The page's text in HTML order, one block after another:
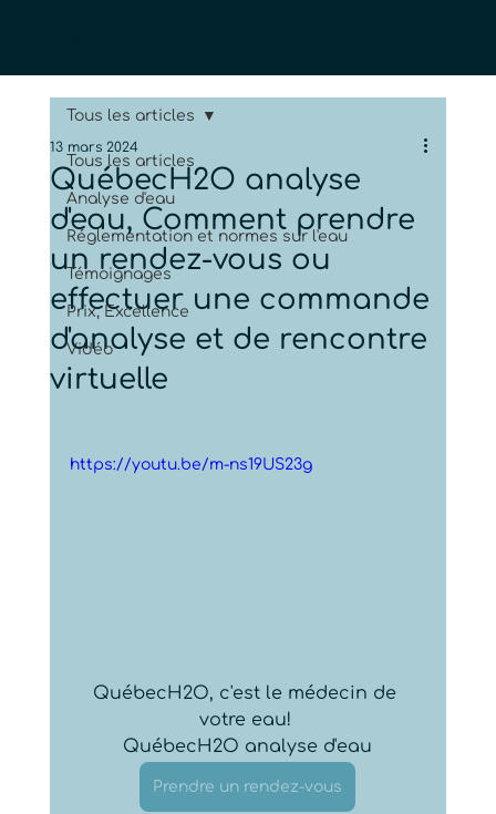
Tous les articles
Analyse d'eau
Réglementation et normes sur l'eau
Témoignages
Prix, Excellence
Vidéo
Tous les articles
QuébecH2O analyse
d'eau, Comment prendre
un rendez-vous ou
effectuer une commande
d'analyse et de rencontre
virtuelle
13 mars 2024
https://youtu.be/m-ns19US23g
QuébecH2O, c'est le médecin de
votre eau!
QuébecH2O analyse d'eau
Prendre un rendez-vous